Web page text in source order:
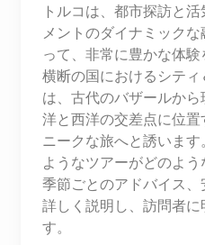
トルコは、都市探訪と
メントのダイナミック
って、非常に豊かな体
横断の国におけるシテ
は、古代のバザールか
洋と西洋の交差点に位
ニークな旅へと誘いま
ようなツアーがどのよう
季節ごとのアドバイス
詳しく説明し、訪問者
す。